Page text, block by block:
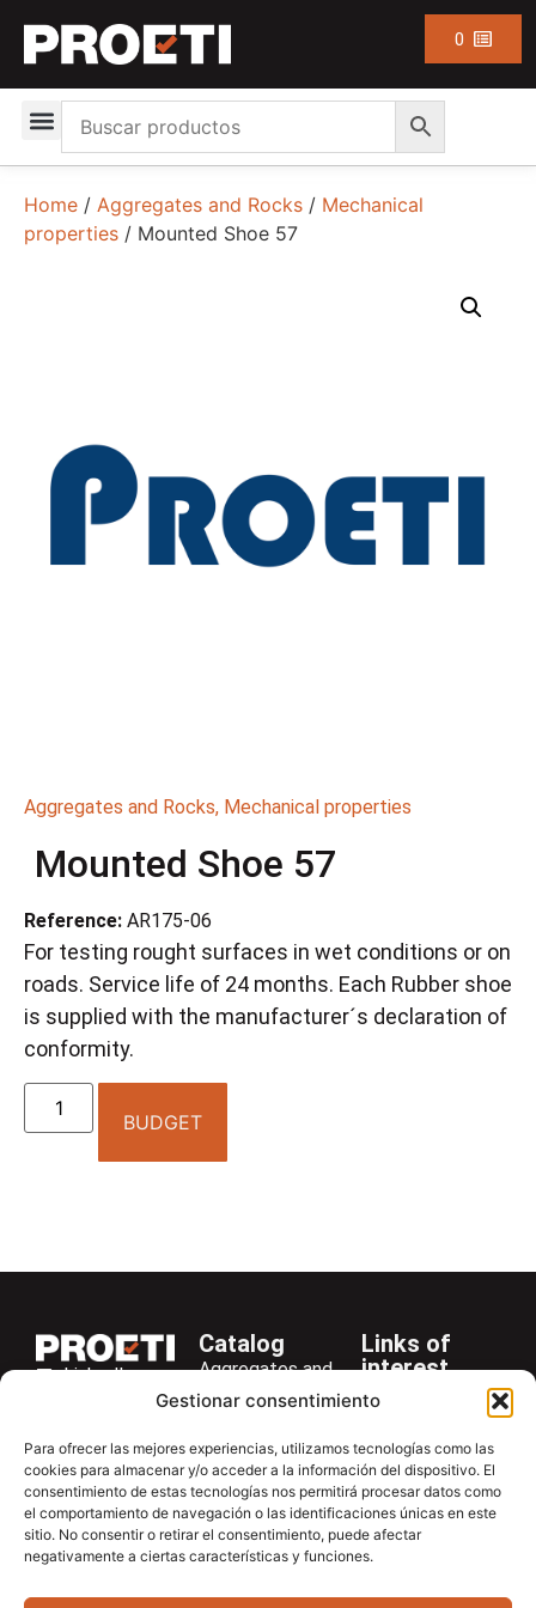
Gestionar consentimiento
Para ofrecer las mejores experiencias, utilizamos tecnologías como las
cookies para almacenar y/o acceder a la información del dispositivo. El
consentimiento de estas tecnologías nos permitirá procesar datos como
el comportamiento de navegación o las identificaciones únicas en este
sitio. No consentir o retirar el consentimiento, puede afectar
negativamente a ciertas características y funciones.
0
Home / Aggregates and Rocks / Mechanical
properties / Mounted Shoe 57
Aggregates and Rocks, Mechanical properties
Mounted Shoe 57
Reference: AR175-06
For testing rought surfaces in wet conditions or on
roads. Service life of 24 months. Each Rubber shoe
is supplied with the manufacturer´s declaration of
conformity.
BUDGET
LinkedIn
+34 916 28
29 40
proetisa@proetisa.com
Ctra de
Algete, Av
de Tenerife,
M-106, Km
Catalog
Aggregates and
Rocks
Asphalt
Cements
Concrete
Soils
Soilmatic
Links of
interest
Company
News
Newsletter
Download
Contac